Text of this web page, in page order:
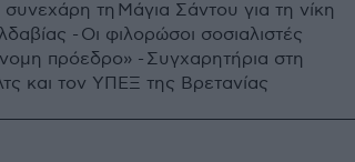
τη Μάγια Σάντου για τη νίκη
- Οι φιλορώσοι σοσιαλιστές
πρόεδρο» - Συγχαρητήρια στη
και τον ΥΠΕΞ της Βρετανίας